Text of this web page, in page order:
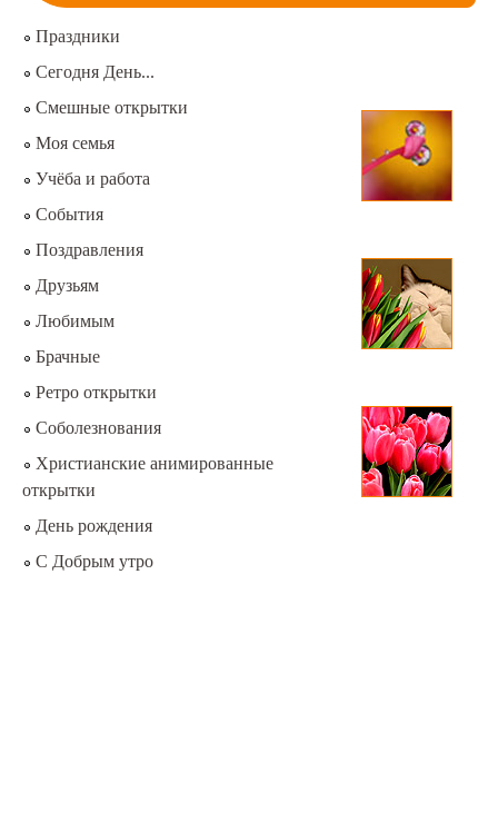
Праздники
Сегодня День...
Смешные открытки
Моя семья
Учёба и работа
События
Поздравления
Друзьям
Любимым
Брачные
Ретро открытки
Соболезнования
Христианские анимированные
открытки
День рождения
С Добрым утро